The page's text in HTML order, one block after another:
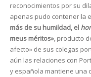
reconocimientos por su
apenas pudo contener la
más de su humildad, el
meus méritos», producto
afecto» de sus colegas
aún las relaciones con
y española mantiene una